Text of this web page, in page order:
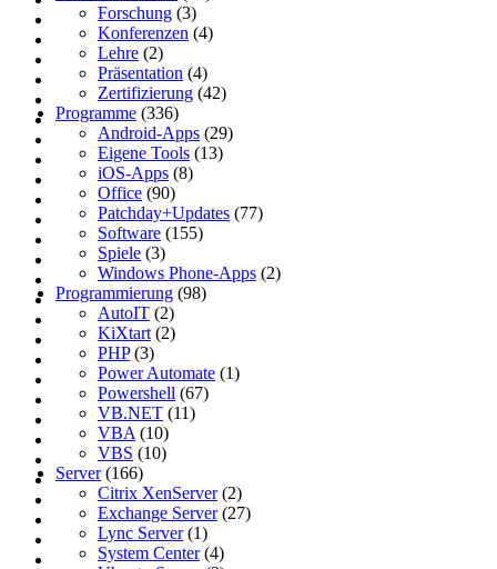
Forschung (3)
Konferenzen (4)
Lehre (2)
Präsentation (4)
Zertifizierung (42)
Programme (336)
Android-Apps (29)
Eigene Tools (13)
iOS-Apps (8)
Office (90)
Patchday+Updates (77)
Software (155)
Spiele (3)
Windows Phone-Apps (2)
Programmierung (98)
AutoIT (2)
KiXtart (2)
PHP(3)
Power Automate (1)
Powershell (67)
VB.NET (11)
VBA (10)
VBS (10)
Server(166)
Citrix XenServer(2)
Exchange Server(27)
Lync Server(1)
System Center(4)